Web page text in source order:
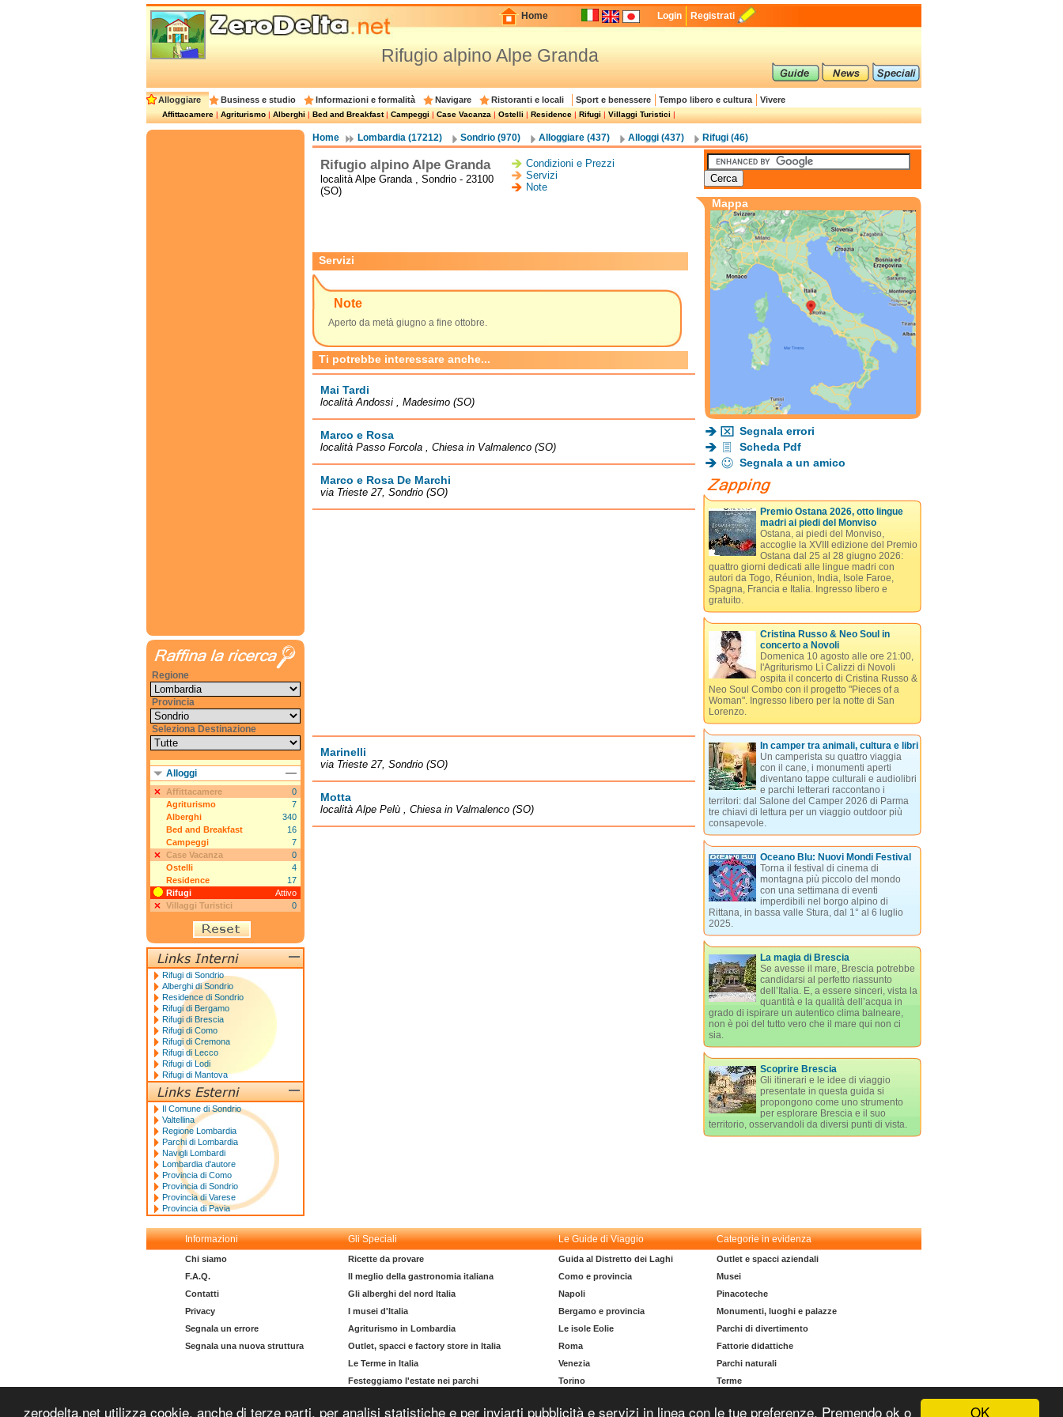
OK
zerodelta.net utilizza cookie, anche di terze parti, per analisi statistiche e per inviarti pubblicità e servizi in linea con le tue preferenze. Premendo ok o
Home Login Registrati
Rifugio alpino Alpe Granda
Alloggiare Business e studio Informazioni e formalità Navigare Ristoranti e locali Sport e benessere Tempo libero e cultura Vivere
Affittacamere|Agriturismo|Alberghi|Bed and Breakfast|Campeggi|Case Vacanza|Ostelli|Residence|Rifugi|Villaggi Turistici|
Home Lombardia (17212) Sondrio (970) Alloggiare (437) Alloggi (437) Rifugi (46)
Rifugio alpino Alpe Granda
Condizioni e Prezzi
Servizi
Note
località Alpe Granda , Sondrio - 23100
(SO)
Servizi
Note
Aperto da metà giugno a fine ottobre.
Ti potrebbe interessare anche...
Mai Tardi
località Andossi , Madesimo (SO)
Marco e Rosa
località Passo Forcola , Chiesa in Valmalenco (SO)
Marco e Rosa De Marchi
via Trieste 27, Sondrio (SO)
Marinelli
via Trieste 27, Sondrio (SO)
Motta
località Alpe Pelù , Chiesa in Valmalenco (SO)
Mappa
Segnala errori
Scheda Pdf
Segnala a un amico
Premio Ostana 2026, otto lingue
madri ai piedi del Monviso
Ostana, ai piedi del Monviso,
accoglie la XVIII edizione del Premio
Ostana dal 25 al 28 giugno 2026:
quattro giorni dedicati alle lingue madri con
autori da Togo, Réunion, India, Isole Faroe,
Spagna, Francia e Italia. Ingresso libero e
gratuito.
Cristina Russo & Neo Soul in
concerto a Novoli
Domenica 10 agosto alle ore 21:00,
l'Agriturismo Lì Calizzi di Novoli
ospita il concerto di Cristina Russo &
Neo Soul Combo con il progetto "Pieces of a
Woman". Ingresso libero per la notte di San
Lorenzo.
In camper tra animali, cultura e libri
Un camperista su quattro viaggia
con il cane, i monumenti aperti
diventano tappe culturali e audiolibri
e parchi letterari raccontano i
territori: dal Salone del Camper 2026 di Parma
tre chiavi di lettura per un viaggio outdoor più
consapevole.
Oceano Blu: Nuovi Mondi Festival
Torna il festival di cinema di
montagna più piccolo del mondo
con una settimana di eventi
imperdibili nel borgo alpino di
Rittana, in bassa valle Stura, dal 1° al 6 luglio
2025.
La magia di Brescia
Se avesse il mare, Brescia potrebbe
candidarsi al perfetto riassunto
dell’Italia. E, a essere sinceri, vista la
quantità e la qualità dell’acqua in
grado di ispirare un autentico clima balneare,
non è poi del tutto vero che il mare qui non ci
sia.
Scoprire Brescia
Gli itinerari e le idee di viaggio
presentate in questa guida si
propongono come uno strumento
per esplorare Brescia e il suo
territorio, osservandoli da diversi punti di vista.
Regione
Provincia
Seleziona Destinazione
Alloggi
Affittacamere
0
Agriturismo
7
Alberghi
340
Bed and Breakfast
16
Campeggi
7
Case Vacanza
0
Ostelli
4
Residence
17
Rifugi
Attivo
Villaggi Turistici
0
Rifugi di Sondrio
Alberghi di Sondrio
Residence di Sondrio
Rifugi di Bergamo
Rifugi di Brescia
Rifugi di Como
Rifugi di Cremona
Rifugi di Lecco
Rifugi di Lodi
Rifugi di Mantova
Il Comune di Sondrio
Valtellina
Regione Lombardia
Parchi di Lombardia
Navigli Lombardi
Lombardia d'autore
Provincia di Como
Provincia di Sondrio
Provincia di Varese
Provincia di Pavia
Informazioni Gli Speciali Le Guide di Viaggio Categorie in evidenza
Chi siamo
F.A.Q.
Contatti
Privacy
Segnala un errore
Segnala una nuova struttura
Ricette da provare
Il meglio della gastronomia italiana
Gli alberghi del nord Italia
I musei d'Italia
Agriturismo in Lombardia
Outlet, spacci e factory store in Italia
Le Terme in Italia
Festeggiamo l'estate nei parchi
Guida al Distretto dei Laghi
Como e provincia
Napoli
Bergamo e provincia
Le isole Eolie
Roma
Venezia
Torino
Outlet e spacci aziendali
Musei
Pinacoteche
Monumenti, luoghi e palazze
Parchi di divertimento
Fattorie didattiche
Parchi naturali
Terme